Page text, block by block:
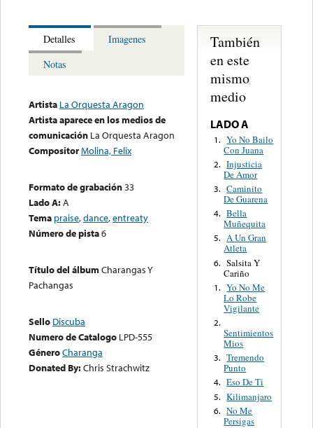
Detalles
Imagenes
Notas
Artista La Orquesta Aragon
Artista aparece en los medios de
comunicación La Orquesta Aragon
CompositorMolina, Felix
Formato de grabación33
Lado A:A
Tema praise,dance,entreaty
Número de pista6
Título del álbumCharangas Y
Pachangas
Sello Discuba
Numero de Catalogo LPD-555
GéneroCharanga
Donated By:Chris Strachwitz
También
en este
mismo
medio
LADO A
1. Yo No Bailo
Con Juana
2. Injusticia
De Amor
3. Caminito
De Guarena
4. Bella
Muñequita
5. A Un Gran
Atleta
6. Salsita Y
Cariño
1. Yo No Me
Lo Robe
Vigilante
2.
Sentimientos
Mios
3. Tremendo
Punto
4. Eso De Ti
5. Kilimanjaro
6. No Me
Persigas